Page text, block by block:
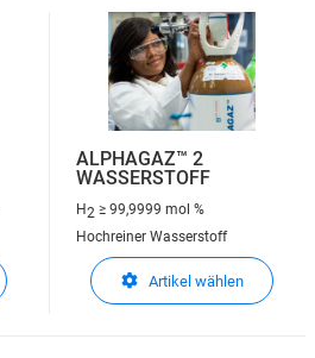
ALPHAGAZ™ 2
WASSERSTOFF
H2 ≥ 99,9999 mol %
Hochreiner Wasserstoff
Artikel wählen